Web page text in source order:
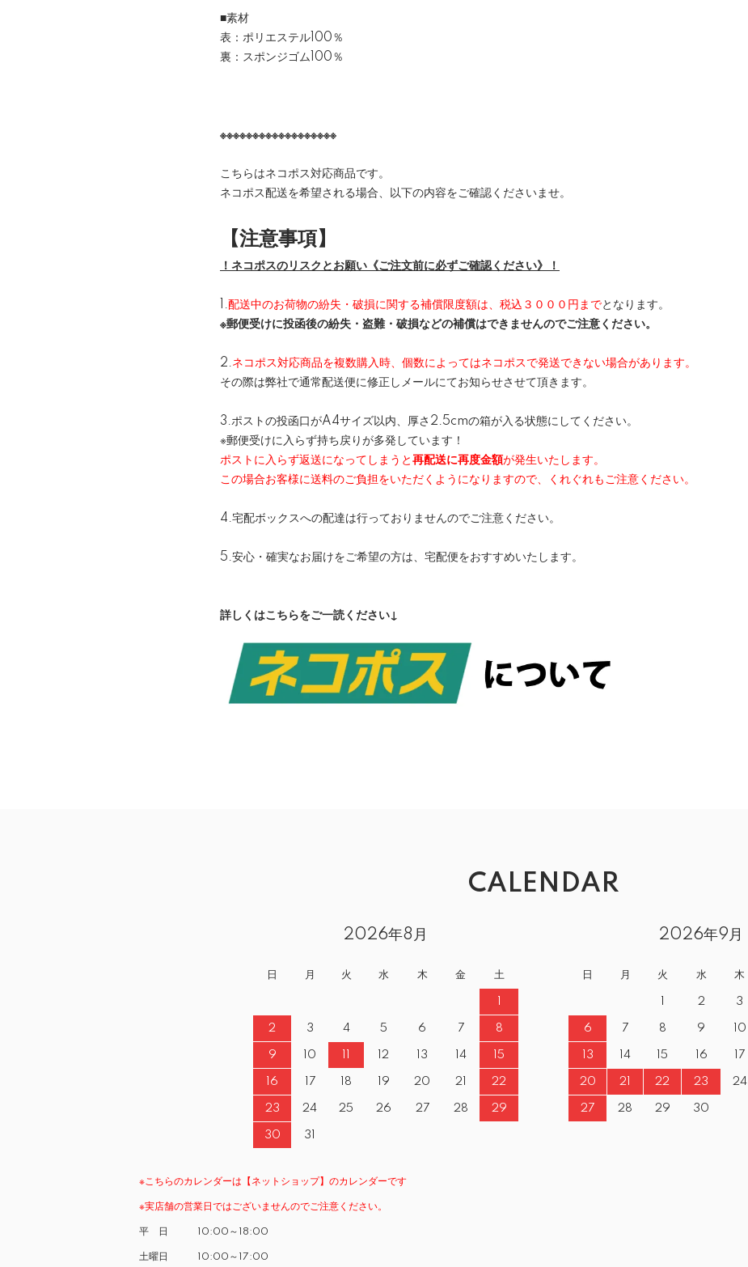
■素材
表：ポリエステル100％
裏：スポンジゴム100％
※※※※※※※※※※※※※※※※※※
こちらはネコポス対応商品です。
ネコポス配送を希望される場合、以下の内容をご確認くださいませ。
【注意事項】
！ネコポスのリスクとお願い《ご注文前に必ずご確認ください》！
1.配送中のお荷物の紛失・破損に関する補償限度額は、税込３０００円までとなります。
※郵便受けに投函後の紛失・盗難・破損などの補償はできませんのでご注意ください。
2.ネコポス対応商品を複数購入時、個数によってはネコポスで発送できない場合があります。
その際は弊社で通常配送便に修正しメールにてお知らせさせて頂きます。
3.ポストの投函口がA4サイズ以内、厚さ2.5cmの箱が入る状態にしてください。
※郵便受けに入らず持ち戻りが多発しています！
ポストに入らず返送になってしまうと再配送に再度金額が発生いたします。
この場合お客様に送料のご負担をいただくようになりますので、くれぐれもご注意ください。
4.宅配ボックスへの配達は行っておりませんのでご注意ください。
5.安心・確実なお届けをご希望の方は、宅配便をおすすめいたします。
詳しくはこちらをご一読ください↓
CALENDAR
2026年8月
日 月 火 水 木 金 土
2 3 4 5 6 7 8
9 10 12 13 14 15
16 17 18 19 20 21 22
23 24 25 26 27 28 29
30 31
2026年9月
日 月 火 水 木
2 3
6 7 8 9 10
13 14 15 16 17
20 21 22 23 24
27 28 29 30
※こちらのカレンダーは【ネットショップ】のカレンダーです
※実店舗の営業日ではございませんのでご注意ください。
平 日 10:00～18:00
土曜日 10:00～17:00